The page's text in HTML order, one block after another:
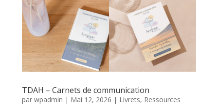
TDAH – Carnets de communication
par wpadmin | Mai 12, 2026 | Livrets, Ressources